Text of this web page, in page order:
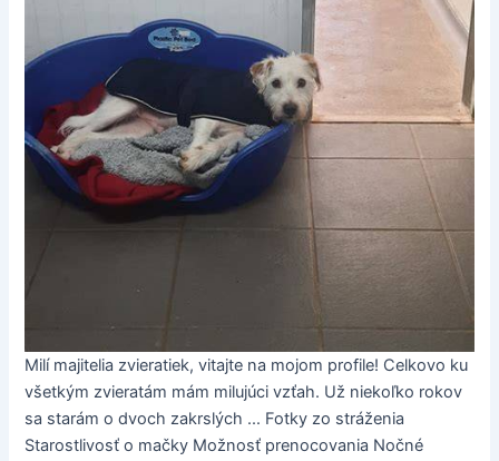
Milí majitelia zvieratiek, vitajte na mojom profile! Celkovo ku
všetkým zvieratám mám milujúci vzťah. Už niekoľko rokov
sa starám o dvoch zakrslých ... Fotky zo stráženia
Starostlivosť o mačky Možnosť prenocovania Nočné